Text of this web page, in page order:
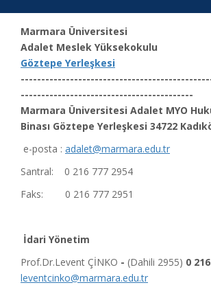
Marmara Üniversitesi
Adalet Meslek Yüksekokulu
Göztepe Yerleşkesi
------------------------------------------
Marmara Üniversitesi Adalet MYO
Binası Göztepe Yerleşkesi 34722
e-posta : adalet@marmara.edu.tr
Santral: 0 216 777 2954
Faks: 0 216 777 2951
İdari Yönetim
Prof.Dr.Levent ÇİNKO - (Dahili 2955) 0
leventcinko@marmara.edu.tr